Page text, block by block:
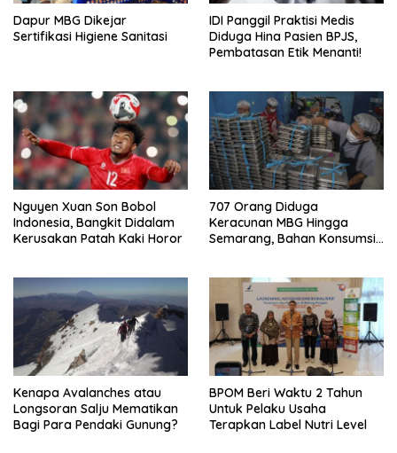
Dapur MBG Dikejar
Sertifikasi Higiene Sanitasi
IDI Panggil Praktisi Medis
Diduga Hina Pasien BPJS,
Pembatasan Etik Menanti!
Nguyen Xuan Son Bobol
Indonesia, Bangkit Didalam
Kerusakan Patah Kaki Horor
707 Orang Diduga
Keracunan MBG Hingga
Semarang, Bahan Konsumsi
Kenapa Avalanches atau
Longsoran Salju Mematikan
Bagi Para Pendaki Gunung?
BPOM Beri Waktu 2 Tahun
Untuk Pelaku Usaha
Terapkan Label Nutri Level